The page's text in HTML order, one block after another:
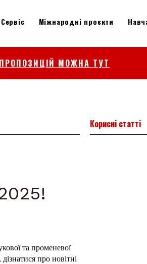
Сервіс Міжнародні проєкти
МОЖНА ТУТ
Корисні статті
та променевої
про новітні